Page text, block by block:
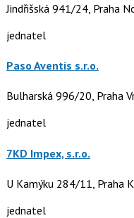
Jindřišská 941/24, Praha
jednatel
Paso Aventis s.r.o.
Bulharská 996/20, Praha
jednatel
7KD Impex, s.r.o.
U Kamýku 284/11, Praha
jednatel